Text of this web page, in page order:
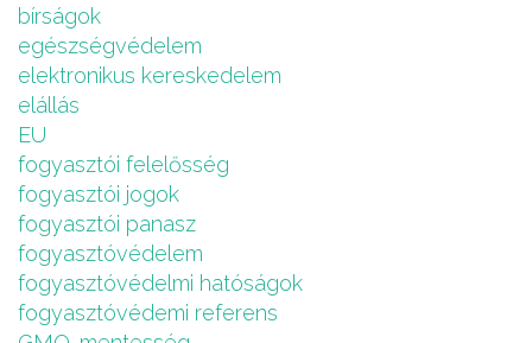
bírságok
egészségvédelem
elektronikus kereskedelem
elállás
EU
fogyasztói felelősség
fogyasztói jogok
fogyasztói panasz
fogyasztóvédelem
fogyasztóvédelmi hatóságok
fogyasztóvédemi referens